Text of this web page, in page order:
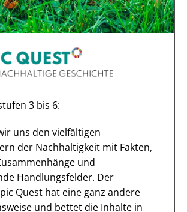
3 bis 6:
uns den vielfältigen
der Nachhaltigkeit mit Fakten,
und
Handlungsfelder. Der
Quest hat eine ganz andere
und bettet die Inhalte in